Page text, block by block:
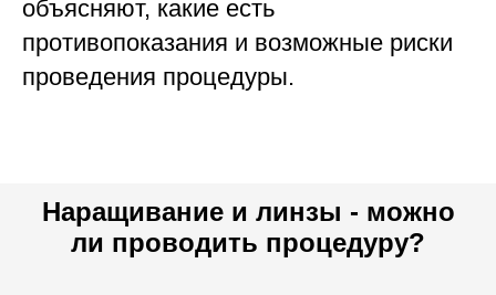
объясняют, какие есть
противопоказания и возможные риски
проведения процедуры.
Наращивание и линзы - можно
ли проводить процедуру?